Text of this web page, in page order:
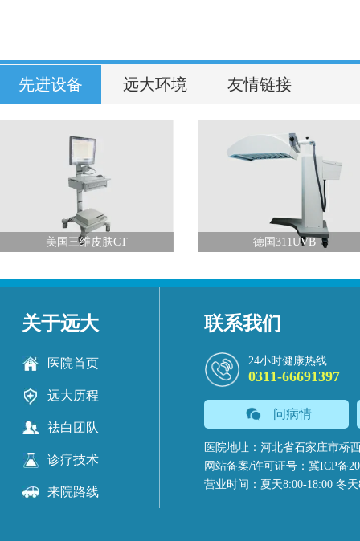
先进设备 远大环境 友情链接
美国三维皮肤CT 德国311UVB
关于远大
医院首页
远大历程
祛白团队
诊疗技术
来院路线
联系我们
24小时健康热线
0311-66691397
问病情
医院地址：河北省石家庄市桥
网站备案/许可证号：冀ICP备
营业时间：夏天8:00-18:00 冬天